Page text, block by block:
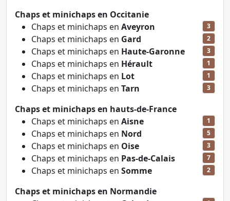
Chaps et minichaps en Occitanie
Chaps et minichaps en Aveyron 3
Chaps et minichaps en Gard 2
Chaps et minichaps en Haute-Garonne 3
Chaps et minichaps en Hérault 1
Chaps et minichaps en Lot 1
Chaps et minichaps en Tarn 3
Chaps et minichaps en hauts-de-France
Chaps et minichaps en Aisne 1
Chaps et minichaps en Nord 5
Chaps et minichaps en Oise 3
Chaps et minichaps en Pas-de-Calais 7
Chaps et minichaps en Somme 2
Chaps et minichaps en Normandie